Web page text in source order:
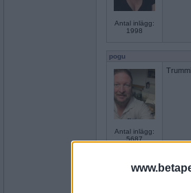
Antal inlägg:
1998
pogu
Antal inlägg:
5687
harenliten- Ej medlem